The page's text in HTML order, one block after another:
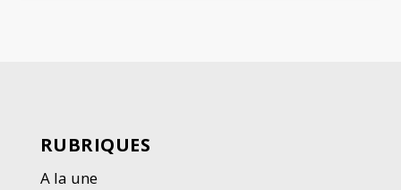
RUBRIQUES
A la une